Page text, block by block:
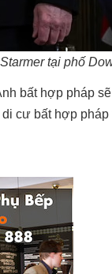
tại phố
bất hợp pháp
cư bất hợp